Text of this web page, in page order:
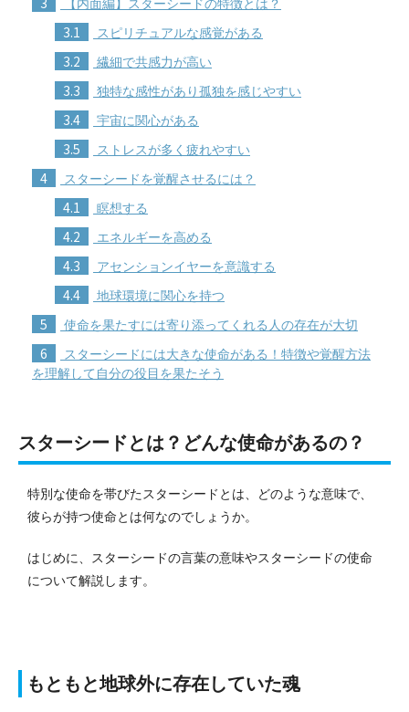
【内面編】スターシードの特徴とは？
3.1 スピリチュアルな感覚がある
3.2 繊細で共感力が高い
3.3 独特な感性があり孤独を感じやすい
3.4 宇宙に関心がある
3.5 ストレスが多く疲れやすい
4 スターシードを覚醒させるには？
4.1 瞑想する
4.2 エネルギーを高める
4.3 アセンションイヤーを意識する
4.4 地球環境に関心を持つ
5 使命を果たすには寄り添ってくれる人の存在が大切
6
スターシードには大きな使命がある！特徴や覚醒方法
を理解して自分の役目を果たそう
スターシードとは？どんな使命があるの？
特別な使命を帯びたスターシードとは、どのような意味で、
彼らが持つ使命とは何なのでしょうか。
はじめに、スターシードの言葉の意味やスターシードの使命
について解説します。
もともと地球外に存在していた魂